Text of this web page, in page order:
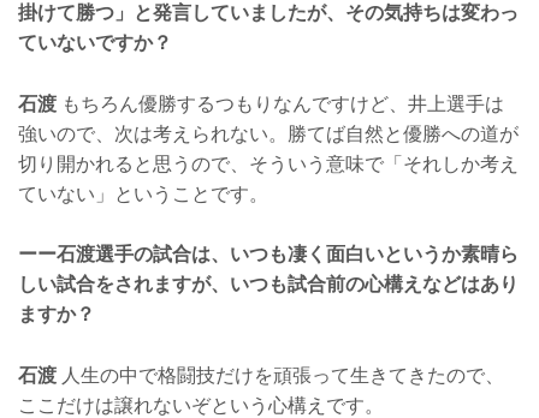
掛けて勝つ」と発言していましたが、その気持ちは変わっ
ていないですか？
石渡 もちろん優勝するつもりなんですけど、井上選手は
強いので、次は考えられない。勝てば自然と優勝への道が
切り開かれると思うので、そういう意味で「それしか考え
ていない」ということです。
ーー石渡選手の試合は、いつも凄く面白いというか素晴ら
しい試合をされますが、いつも試合前の心構えなどはあり
ますか？
石渡 人生の中で格闘技だけを頑張って生きてきたので、
ここだけは譲れないぞという心構えです。